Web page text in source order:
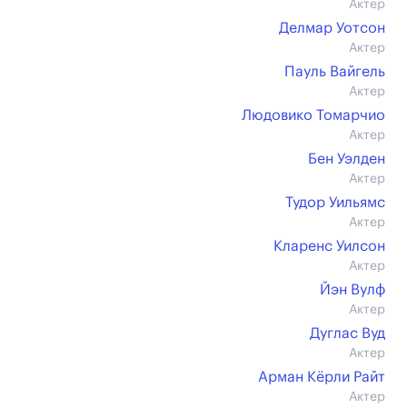
Актер
Делмар Уотсон
Актер
Пауль Вайгель
Актер
Людовико Томарчио
Актер
Бен Уэлден
Актер
Тудор Уильямс
Актер
Кларенс Уилсон
Актер
Йэн Вулф
Актер
Дуглас Вуд
Актер
Арман Кёрли Райт
Актер